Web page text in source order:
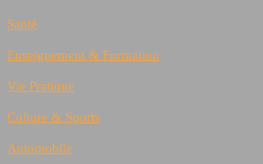
Santé
Enseignement & Formation
Vie Pratique
Culture & Sports
Automobile